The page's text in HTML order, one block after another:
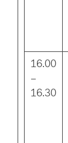
16.00
–
16.30